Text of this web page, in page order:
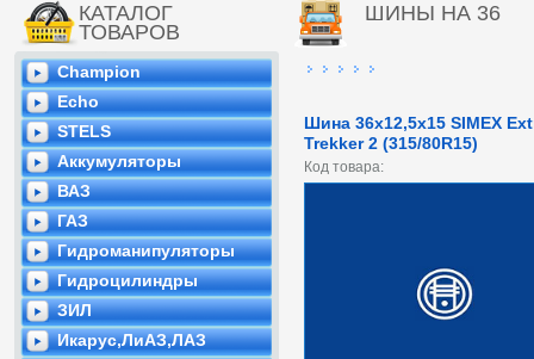
КАТАЛОГ
ТОВАРОВ
Champion
Echo
STELS
Аккумуляторы
ВАЗ
ГАЗ
Гидроманипуляторы
Гидроцилиндры
ЗИЛ
Икарус,ЛиАЗ,ЛАЗ
ШИНЫ НА 36
Шина 36x12,5x15 SIMEX
Trekker 2 (315/80R15)
Код товара: